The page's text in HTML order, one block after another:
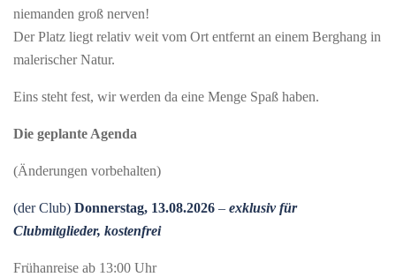
niemanden groß nerven!
Der Platz liegt relativ weit vom Ort entfernt an einem Berghang in
malerischer Natur.
Eins steht fest, wir werden da eine Menge Spaß haben.
Die geplante Agenda
(Änderungen vorbehalten)
(der Club) Donnerstag, 13.08.2026 – exklusiv für
Clubmitglieder, kostenfrei
Frühanreise ab 13:00 Uhr